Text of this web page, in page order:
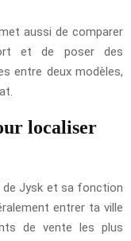
aussi de comparer
et de poser des
entre deux modèles,
localiser
de Jysk et sa fonction
entrer ta ville
de vente les plus